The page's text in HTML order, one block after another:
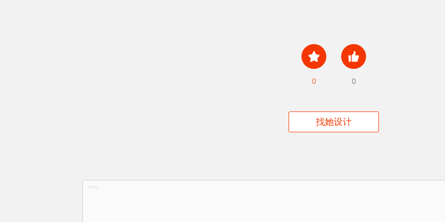
0 0
找她设计